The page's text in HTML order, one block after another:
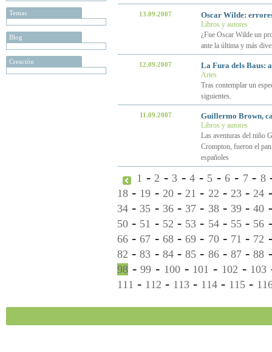
Temas
Blog
Creación
13.09.2007 Oscar Wilde:
Libros y autores
¿Fue Oscar Wilde un
ante la última y más
12.09.2007 La Fura dels Baus:
Artes
Tras contemplar un
siguientes.
11.09.2007 Guillermo Brown,
Libros y autores
Las aventuras del niño
Crompton, fueron el pan
españoles
1 -2 - 3 -4 - 5 -6 - 7- 8
18 - 19 - 20-21 - 22 - 23-24
34 - 35 - 36- 37 - 38- 39-40
50 - 51 - 52 - 53 - 54- 55- 56
66 -67 - 68-69 - 70- 71 - 72
82 -83 - 84-85 - 86- 87-88
98 -99 - 100- 101 - 102 - 103
111 - 112 - 113 - 114 - 115 -